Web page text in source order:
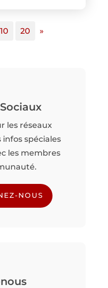
10 20 »
les réseaux
spéciales
les membres
NOUS